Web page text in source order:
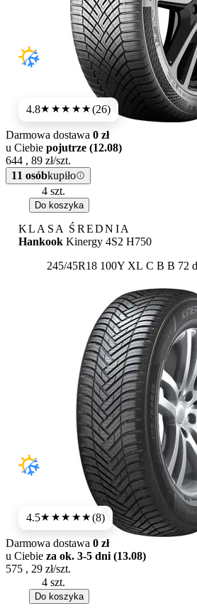
4.8★★★★★(26)
Dostępność:
Darmowa dostawa 0 zł
u Ciebie pojutrze (12.08)
644 , 89 zł/szt.
11 osóbkupiło
Do koszyka
KLASA ŚREDNIA
Hankook Kinergy 4S2 H750
245/45R18 100Y XL Etykieta:
C B B 72
4.5★★★★★(8)
Dostępność:
Darmowa dostawa 0 zł
u Ciebie za ok. 3-5 dni (13.08)
575 , 29 zł/szt.
Do koszyka